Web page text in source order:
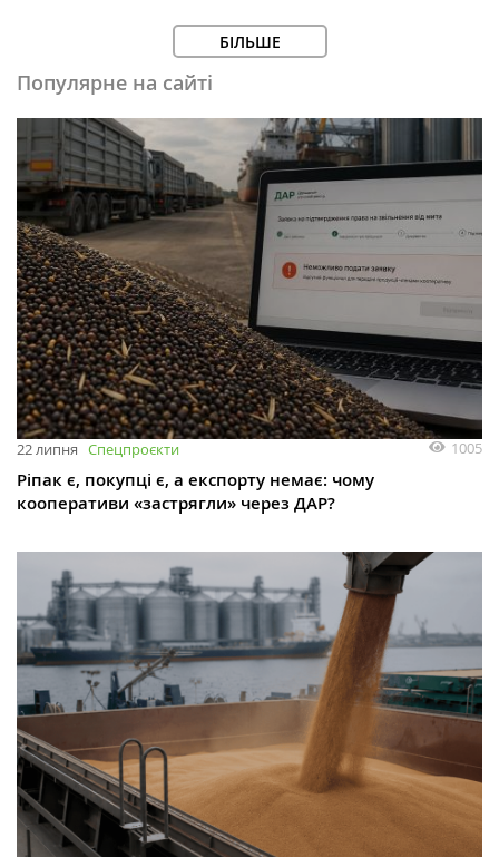
БІЛЬШЕ
Популярне на сайті
22 липня Спецпроєкти 1005
Ріпак є, покупці є, а експорту немає: чому
кооперативи «застрягли» через ДАР?